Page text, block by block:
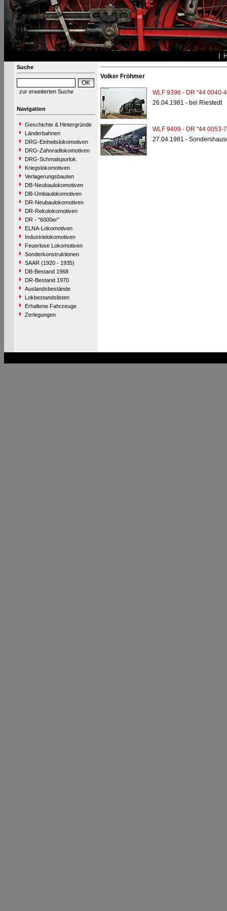
Suche
zur erweiterten Suche
Navigation
Geschichte & Hintergründe
Länderbahnen
DRG-Einheitslokomotiven
DRG-Zahnradlokomotiven
DRG-Schmalspurlok.
Kriegslokomotiven
Verlagerungsbauten
DB-Neubaulokomotiven
DB-Umbaulokomotiven
DR-Neubaulokomotiven
DR-Rekolokomotiven
DR - "6000er"
ELNA-Lokomotiven
Industrielokomotiven
Feuerlose Lokomotiven
Sonderkonstruktionen
SAAR (1920 - 1935)
DB-Bestand 1968
DR-Bestand 1970
Auslandsbestände
Lokbestandslisten
Erhaltene Fahrzeuge
Zerlegungen
Volker Fröhmer
WLF 9396 - DR "44 0040-
26.04.1981 - bei Riestedt
WLF 9409 - DR "44 0053-
27.04.1981 -